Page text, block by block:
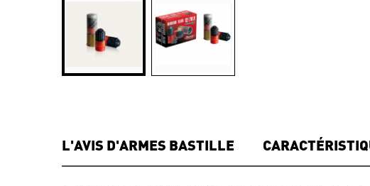
L'AVIS D'ARMES BASTILLE